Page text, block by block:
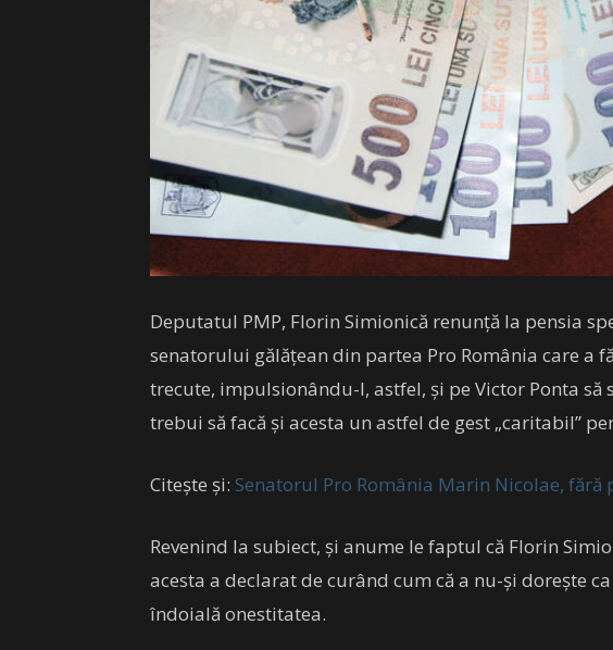
Deputatul PMP, Florin Simionică renunță la pensia
senatorului gălățean din partea Pro România care a
trecute, impulsionându-l, astfel, și pe Victor Ponta să
trebui să facă și acesta un astfel de gest „caritabil”
Citește și: Senatorul Pro România Marin Nicolae, fără
Revenind la subiect, și anume le faptul că Florin
acesta a declarat de curând cum că a nu-și dorește
îndoială onestitatea.